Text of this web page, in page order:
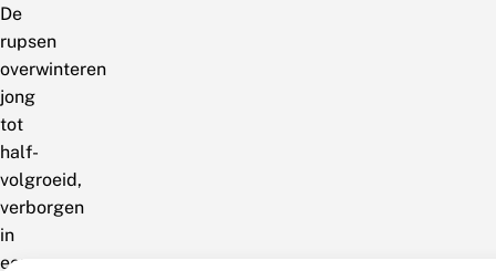
De
rupsen
overwinteren
jong
tot
half-
volgroeid,
verborgen
in
een